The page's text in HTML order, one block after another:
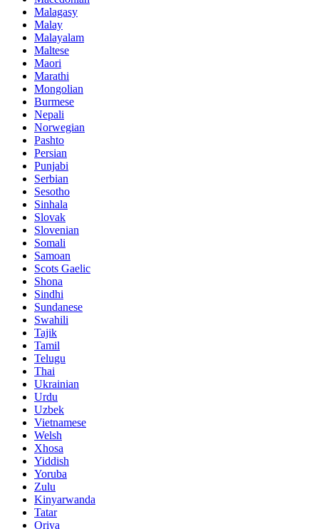
Malagasy
Malay
Malayalam
Maltese
Maori
Marathi
Mongolian
Burmese
Nepali
Norwegian
Pashto
Persian
Punjabi
Serbian
Sesotho
Sinhala
Slovak
Slovenian
Somali
Samoan
Scots Gaelic
Shona
Sindhi
Sundanese
Swahili
Tajik
Tamil
Telugu
Thai
Ukrainian
Urdu
Uzbek
Vietnamese
Welsh
Xhosa
Yiddish
Yoruba
Zulu
Kinyarwanda
Tatar
Oriya